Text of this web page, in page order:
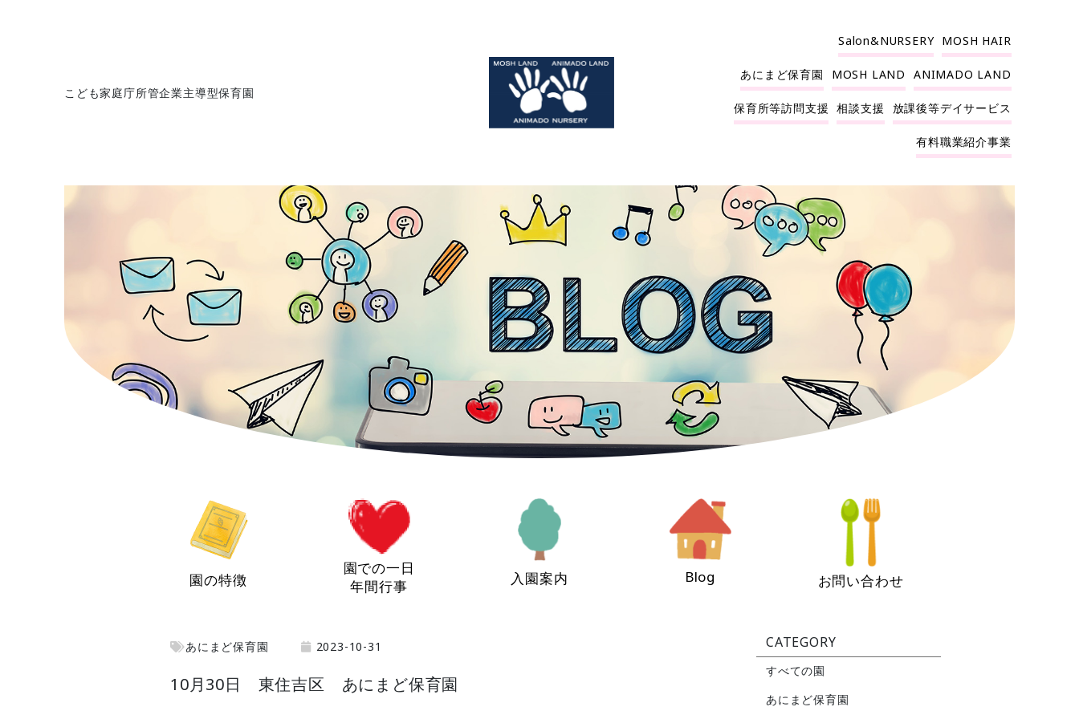
こども家庭庁所管企業主導型保育園
Salon&NURSERY MOSH HAIR
あにまど保育園 MOSH LAND ANIMADO LAND
保育所等訪問支援 相談支援 放課後等デイサービス
有料職業紹介事業
園の特徴
園での一日
年間行事
入園案内 Blog お問い合わせ
あにまど保育園 2023-10-31
10月30日 東住吉区 あにまど保育園
CATEGORY
すべての園
あにまど保育園